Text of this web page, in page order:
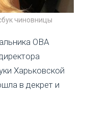
чиновницы
ОВА
Харьковской
в декрет и